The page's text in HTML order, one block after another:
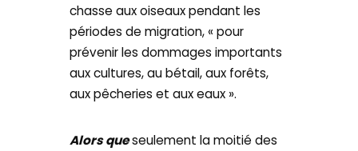
chasse aux oiseaux pendant les
périodes de migration, « pour
prévenir les dommages importants
aux cultures, au bétail, aux forêts,
aux pêcheries et aux eaux ».
Alors queseulement la moitié des